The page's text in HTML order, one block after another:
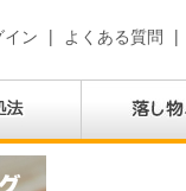
イン | よくある質問 |